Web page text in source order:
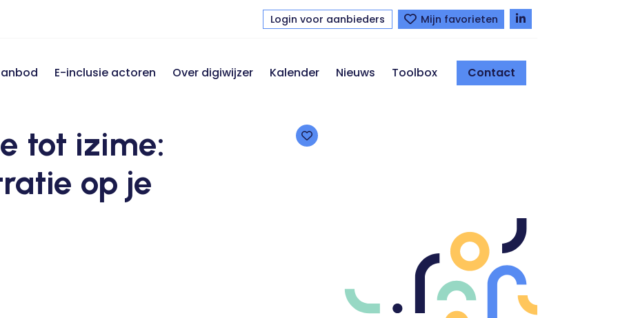
Login voor aanbieders Mijn favorieten
E-inclusie actoren Over digiwijzer Kalender Nieuws Toolbox Contact
tot izime:
op je
Toevoegen aan favorieten